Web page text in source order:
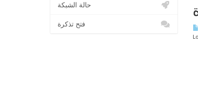
حالة الشبكة
فتح تذكرة